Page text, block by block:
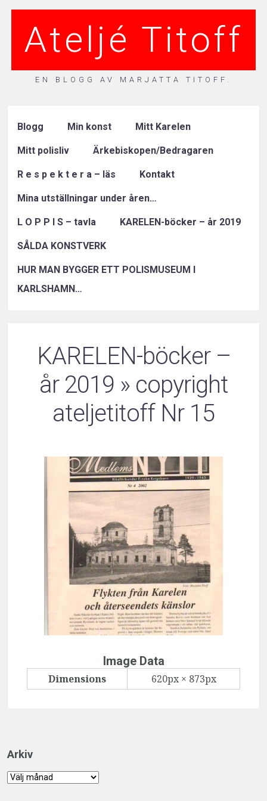
Ateljé Titoff
EN BLOGG AV MARJATTA TITOFF.
Blogg Min konst Mitt Karelen
Mitt polisliv Ärkebiskopen/Bedragaren
R e s p e k t e r a – läs Kontakt
Mina utställningar under åren…
L O P P I S – tavla KARELEN-böcker – år 2019
SÅLDA KONSTVERK
HUR MAN BYGGER ETT POLISMUSEUM I
KARLSHAMN…
KARELEN-böcker –
år 2019 » copyright
ateljetitoff Nr 15
Image Data
Dimensions 620px × 873px
Arkiv
Arkiv